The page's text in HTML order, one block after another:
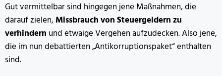
Gut vermittelbar sind hingegen jene Maßnahmen, die
darauf zielen,Missbrauch von Steuergeldern zu
verhindern und etwaige Vergehen aufzudecken. Also jene,
die im nun debattierten „Antikorruptionspaket“ enthalten
sind.